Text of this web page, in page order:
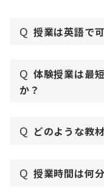
Q 授業は英語で
Q 体験授業は最
か？
Q どのような教
Q 授業時間は何